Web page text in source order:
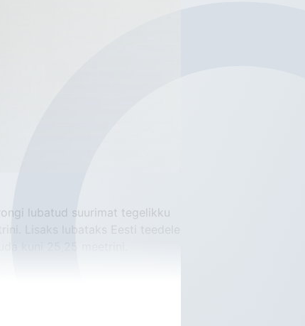
lubatud suurimat tegelikku
Lisaks lubataks Eesti teedele